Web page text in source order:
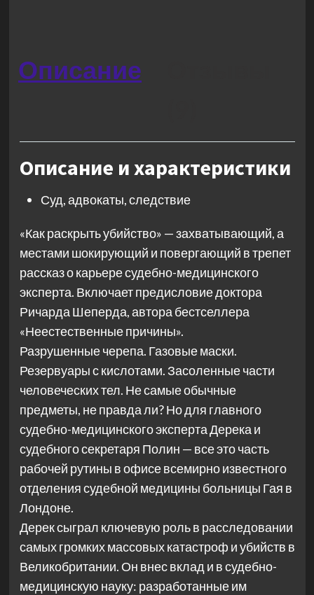
Описание
Описание и характеристики
Суд, адвокаты, следствие
«Как раскрыть убийство» — захватывающий, а
местами шокирующий и повергающий в трепет
рассказ о карьере судебно-медицинского
эксперта. Включает предисловие доктора
Ричарда Шеперда, автора бестселлера
«Неестественные причины».
Разрушенные черепа. Газовые маски.
Резервуары с кислотами. Засоленные части
человеческих тел. Не самые обычные
предметы, не правда ли? Но для главного
судебно-медицинского эксперта Дерека и
судебного секретаря Полин — все это часть
рабочей рутины в офисе всемирно известного
отделения судебной медицины больницы Гая в
Лондоне.
Дерек сыграл ключевую роль в расследовании
самых громких массовых катастроф и убийств в
Великобритании. Он внес вклад и в судебно-
медицинскую науку: разработанные им